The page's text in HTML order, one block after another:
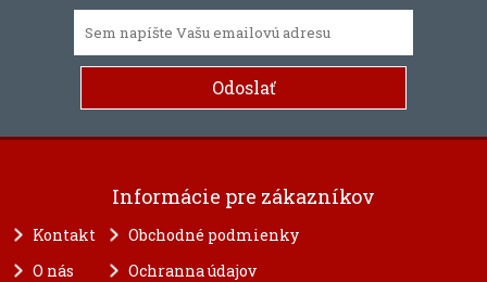
Informácie pre zákazníkov
Kontakt
O nás
Obchodné podmienky
Ochranna údajov